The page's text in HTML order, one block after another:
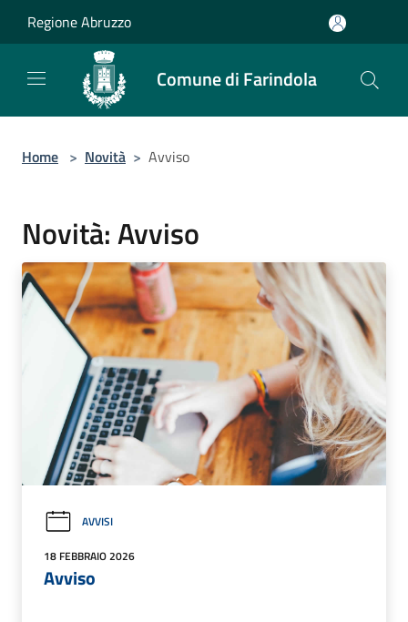
Regione Abruzzo
Comune di Farindola
Home > Novità > Avviso
Novità: Avviso
AVVISI
18 FEBBRAIO 2026
Avviso